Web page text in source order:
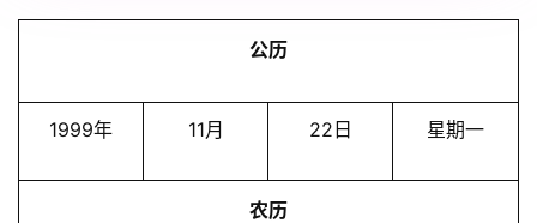
公历
1999年 11月 22日 星期一
农历